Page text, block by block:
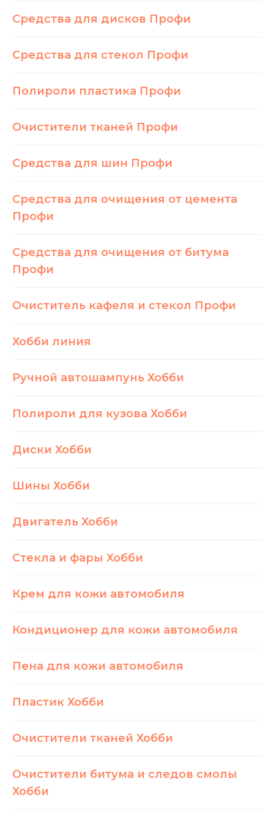
Средства для дисков Профи
Средства для стекол Профи
Полироли пластика Профи
Очистители тканей Профи
Средства для шин Профи
Средства для очищения от цемента
Профи
Средства для очищения от битума
Профи
Очиститель кафеля и стекол Профи
Хобби линия
Ручной автошампунь Хобби
Полироли для кузова Хобби
Диски Хобби
Шины Хобби
Двигатель Хобби
Стекла и фары Хобби
Крем для кожи автомобиля
Кондиционер для кожи автомобиля
Пена для кожи автомобиля
Пластик Хобби
Очистители тканей Хобби
Очистители битума и следов смолы
Хобби